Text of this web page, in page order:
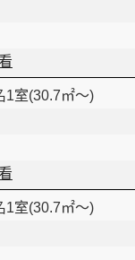
1室(30.7㎡～)
1室(30.7㎡～)